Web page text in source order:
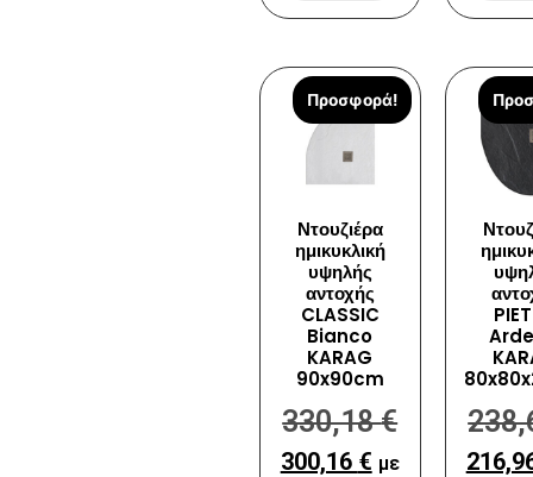
Προσφορά!
Ντουζιέρα
ημικυκλική
υψηλής
αντοχής
CLASSIC
Bianco
KARAG
90x90cm
330,18€
300,16 € με